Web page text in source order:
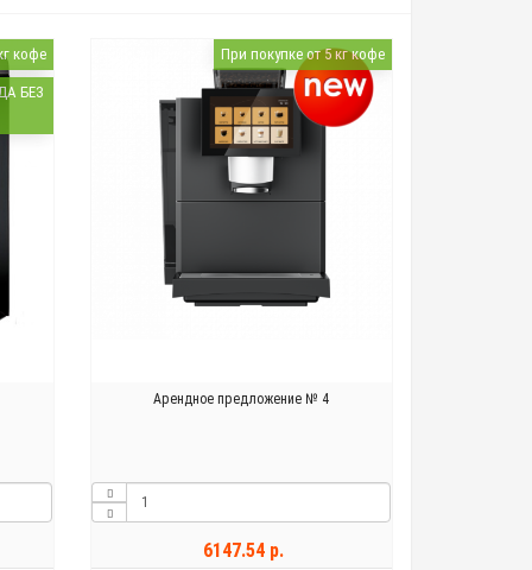
кофе
БЕЗ
При покупке от 5 кг кофе
Арендное предложение № 4
6147.54 р.